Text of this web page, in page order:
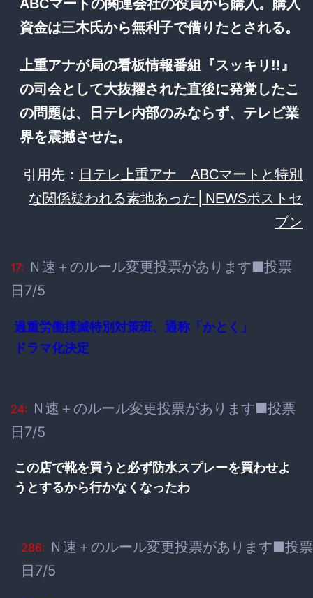
ABCマートの関連会社の役員から購入。購入
資金は三木氏から無利子で借りたとされる。
上重アナが局の看板情報番組『スッキリ!!』
の司会として大抜擢された直後に発覚したこ
の問題は、日テレ内部のみならず、テレビ業
界を震撼させた。
引用先： 日テレ上重アナ ABCマートと特別
な関係疑われる素地あった│NEWSポストセ
ブン
17: Ｎ速＋のルール変更投票があります■投票
日7/5
過重労働撲滅特別対策班、通称「かとく」
ドラマ化決定
24: Ｎ速＋のルール変更投票があります■投票
日7/5
この店で靴を買うと必ず防水スプレーを買わせよ
うとするから行かなくなったわ
286: Ｎ速＋のルール変更投票があります■投票
日7/5